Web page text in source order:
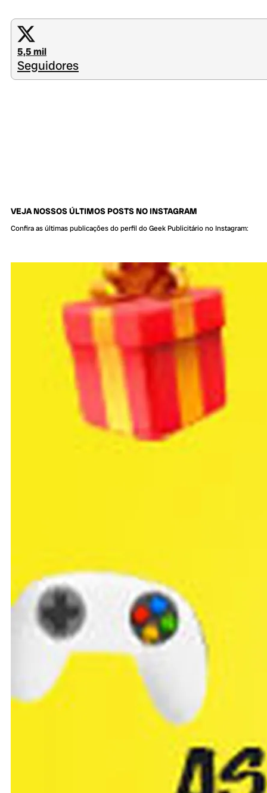
5,5 mil
Seguidores
VEJA NOSSOS ÚLTIMOS POSTS NO INSTAGRAM
Confira as últimas publicações do perfil do Geek Publicitário no Instagram: